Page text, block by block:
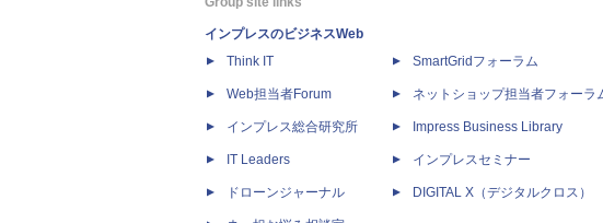
インプレスのビジネスWeb
Think IT
Web担当者Forum
インプレス総合研究所
IT Leaders
ドローンジャーナル
SmartGridフォーラム
ネットショップ担当者フォーラ
Impress Business Library
インプレスセミナー
DIGITAL X（デジタルクロス）